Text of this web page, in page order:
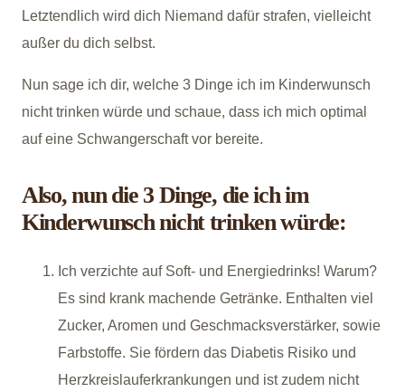
Letztendlich wird dich Niemand dafür strafen, vielleicht
außer du dich selbst.
Nun sage ich dir, welche 3 Dinge ich im Kinderwunsch
nicht trinken würde und schaue, dass ich mich optimal
auf eine Schwangerschaft vor bereite.
Also, nun die 3 Dinge, die ich im
Kinderwunsch nicht trinken würde:
Ich verzichte auf Soft- und Energiedrinks! Warum?
Es sind krank machende Getränke. Enthalten viel
Zucker, Aromen und Geschmacksverstärker, sowie
Farbstoffe. Sie fördern das Diabetis Risiko und
Herzkreislauferkrankungen und ist zudem nicht